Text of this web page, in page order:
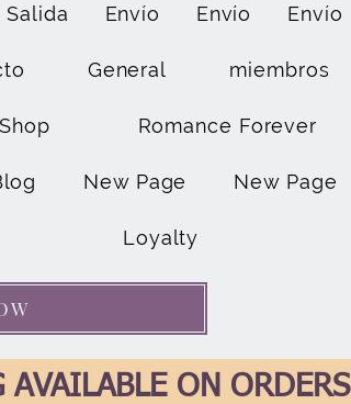
Salida Envío Envío Envío
General miembros
Shop Romance Forever
New Page New Page
Loyalty
AVAILABLE ON ORDERS